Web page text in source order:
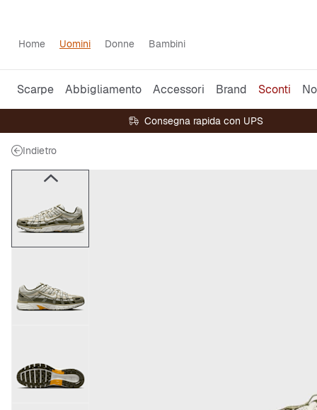
Home Uomini Donne Bambini
Scarpe Abbigliamento Accessori Brand Sconti
Consegna rapida con UPS
Indietro